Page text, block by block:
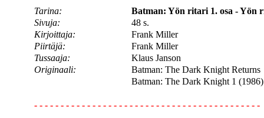
Tarina:
Batman: Yön ritari 1. osa - Yön
Sivuja:
48 s.
Kirjoittaja:
Frank Miller
Piirtäjä:
Frank Miller
Tussaaja:
Klaus Janson
Originaali:
Batman: The Dark Knight Returns
Batman: The Dark Knight 1 (1986)
- - - - - - - - - - - - - - - - - - - - - - - - - - - - - - - - - - - - - - - - - - -